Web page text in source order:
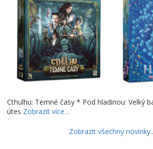
Cthulhu: Temné časy * Pod hladinou: Velký
útes Zobrazit více...
Zobrazit všechny